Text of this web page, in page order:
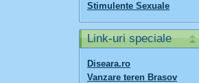
Stimulente Sexuale
Link-uri speciale
Diseara.ro
Vanzare teren Brasov